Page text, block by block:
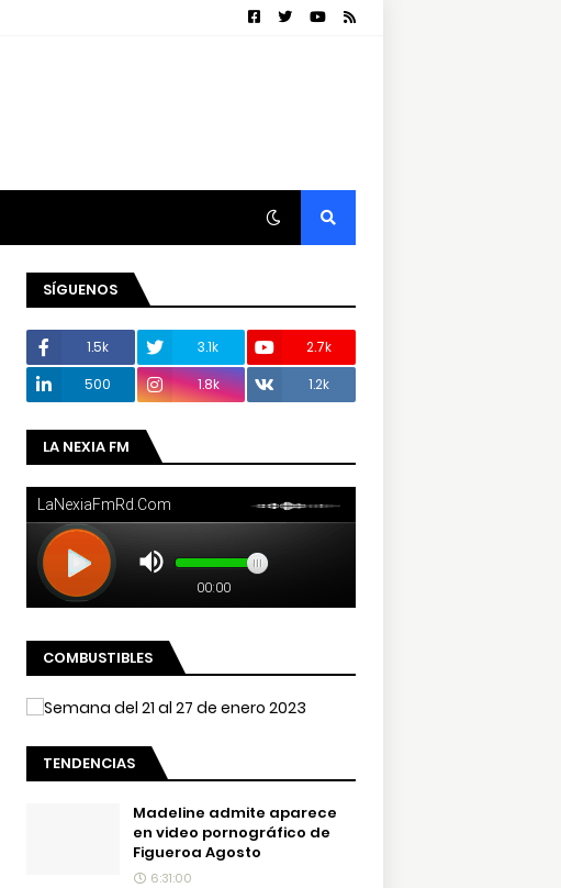
SÍGUENOS
1.5k 3.1k
2.7k
500
1.8k 1.2k
LA NEXIA FM
COMBUSTIBLES
TENDENCIAS
Madeline admite aparece
en video pornográfico de
Figueroa Agosto
6:31:00